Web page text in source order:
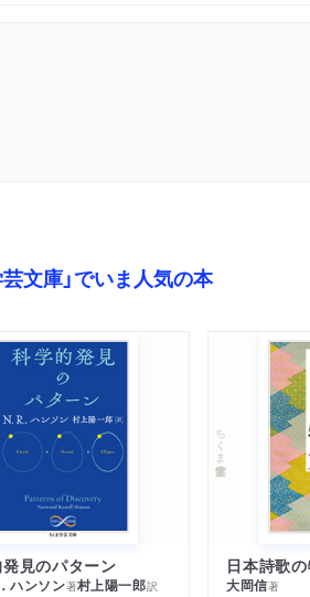
芸文庫」でいま人気の本
見のパターン
ハンソン著村上陽一郎訳
ちくま学芸文庫
日本詩歌
大岡信著